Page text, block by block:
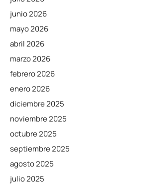
junio 2026
mayo 2026
abril 2026
marzo 2026
febrero 2026
enero 2026
diciembre 2025
noviembre 2025
octubre 2025
septiembre 2025
agosto 2025
julio 2025